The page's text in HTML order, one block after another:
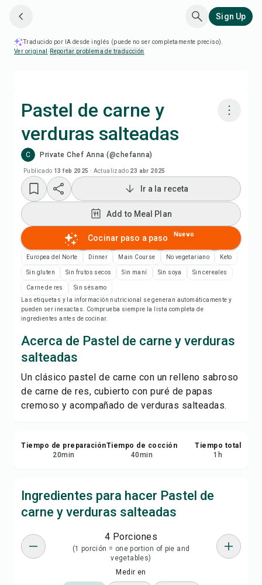
Sign Up
Traducido por IA desde inglés (puede no ser completamente preciso).
Ver original · Reportar problema de traducción
Pastel de carne y
verduras salteadas
C Private Chef Anna (@chefanna)
Publicado 13 feb 2025 · Actualizado 23 abr 2025
Cocinar con Chefadora AI
Add to Meal Plan
Add to Shopping List
Notas de la receta
Guardar
Ir a la receta
Add to Meal Plan
Cocinar paso a paso Nuevo
Europea del Norte Dinner Main Course No vegetariano Keto
Sin gluten Sin frutos secos Sin maní Sin soya Sin cereales
Carne de res
Sin sésamo
Las etiquetas y la información nutricional se generan automáticamente y
pueden ser inexactas. Comprueba siempre la lista completa de
ingredientes antes de cocinar.
Acerca de Pastel de carne y verduras
salteadas
Un clásico pastel de carne con un relleno sabroso
de carne de res, cubierto con puré de papas
cremoso y acompañado de verduras salteadas.
Tiempo de preparación
20min
Tiempo de cocción
40min
Tiempo total
1 h
Ingredientes para hacer Pastel de
carne y verduras salteadas
4 Porciones
(1 porción = one portion of pie and
vegetables)
Medir en